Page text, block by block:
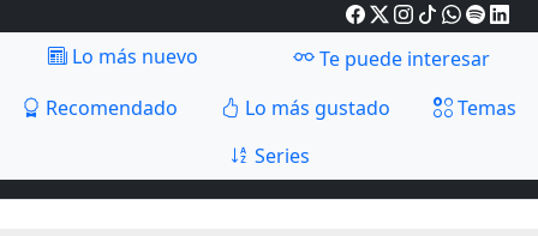
Lo más nuevo
Te puede interesar
Recomendado
Lo más gustado
Temas
Series